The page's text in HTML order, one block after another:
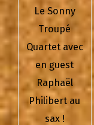
Le Sonny
Troupé
Quartet avec
en guest
Raphaël
Philibert au
sax !